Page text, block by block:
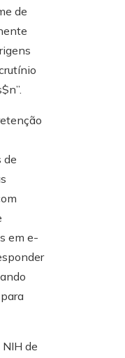
de
de
em e-
de